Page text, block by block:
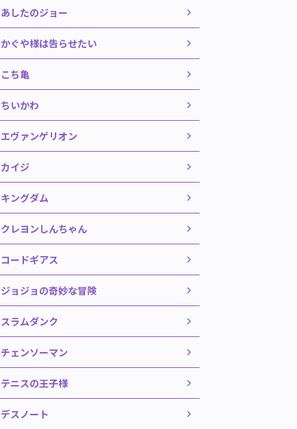
あしたのジョー
かぐや様は告らせたい
こち亀
ちいかわ
エヴァンゲリオン
カイジ
キングダム
クレヨンしんちゃん
コードギアス
ジョジョの奇妙な冒険
スラムダンク
チェンソーマン
テニスの王子様
デスノート